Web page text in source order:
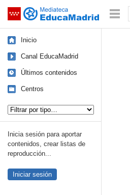
Saltar navegación
Inicio
Canal EducaMadrid
Últimos contenidos
Centros
Inicia sesión para aportar
contenidos, crear listas de
reproducción...
Iniciar sesión